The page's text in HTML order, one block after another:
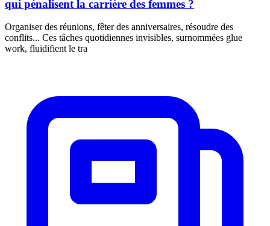
qui pénalisent la carrière des femmes ?
Organiser des réunions, fêter des anniversaires, résoudre des
conflits... Ces tâches quotidiennes invisibles, surnommées glue
work, fluidifient le tra